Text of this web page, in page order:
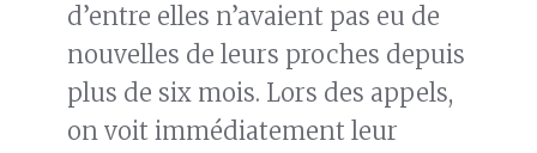
d’entre elles n’avaient pas eu de
nouvelles de leurs proches depuis
plus de six mois. Lors des appels,
on voit immédiatement leur